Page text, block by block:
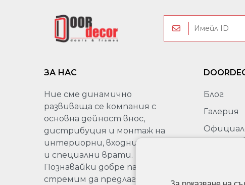
ЗА НАС
Ние сме динамично
развиваща се компания с
основна дейност внос,
дистрибуция и монтаж на
интериорни, входни, гаражни
и специални врати.
Познавайки добре пазара, се
стремим да предлагаме на
Блог
Галерия